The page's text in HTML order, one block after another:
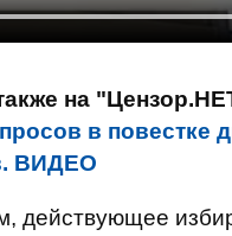
на
в повестке
ВИДЕО
действующее